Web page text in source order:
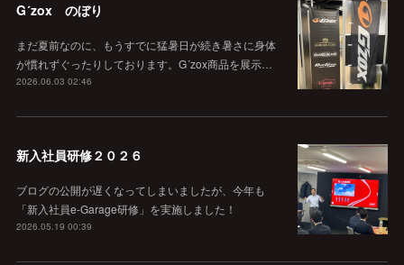
G´zox のぼり
まだ夏前なのに、もうすでに猛暑日が続き暑さに身体
が慣れずぐったりしております。G´zox商品を展示…
2026.06.03 02:46
新入社員研修２０２６
ブログの公開が遅くなってしまいましたが、今年も
「新入社員e-Garage研修」を実施しました！
2026.05.19 00:39